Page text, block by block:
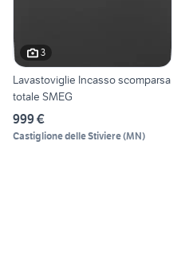
3
Lavastoviglie Incasso scomparsa
totale SMEG
999 €
Castiglione delle Stiviere(MN)